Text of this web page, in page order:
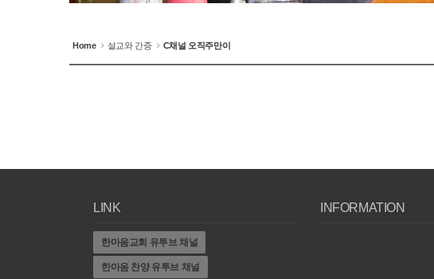
Home 설교와 간증 C채널 오직주만이
LINK
한마음교회 유투브 채널
한마음 찬양 유투브 채널
INFORMATION